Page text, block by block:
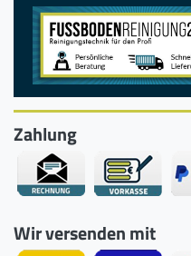
Zahlung
Wir versenden mit